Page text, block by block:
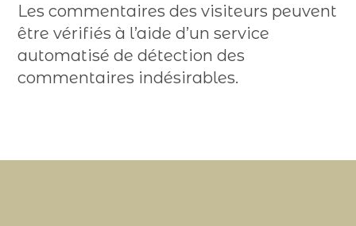
Les commentaires des visiteurs peuvent
être vérifiés à l’aide d’un service
automatisé de détection des
commentaires indésirables.